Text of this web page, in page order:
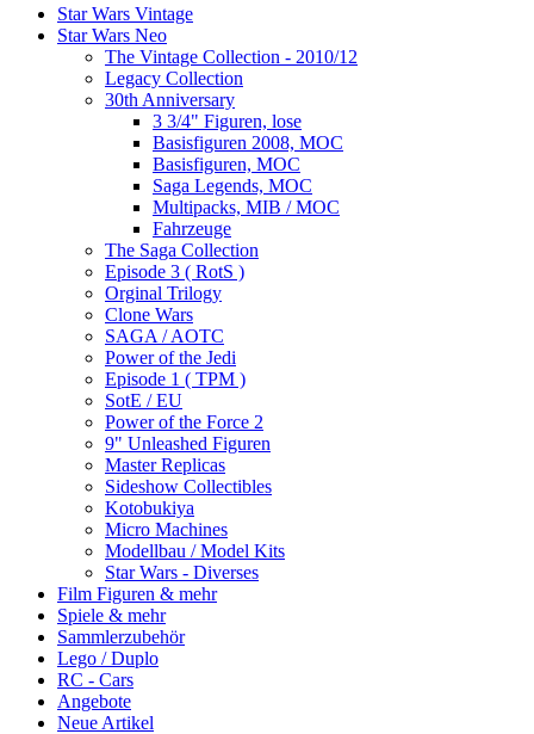
Star Wars Vintage
Star Wars Neo
The Vintage Collection - 2010/12
Legacy Collection
30th Anniversary
3 3/4" Figuren, lose
Basisfiguren 2008, MOC
Basisfiguren, MOC
Saga Legends, MOC
Multipacks, MIB / MOC
Fahrzeuge
The Saga Collection
Episode 3 ( RotS )
Orginal Trilogy
Clone Wars
SAGA / AOTC
Power of the Jedi
Episode 1 ( TPM )
SotE / EU
Power of the Force 2
9" Unleashed Figuren
Master Replicas
Sideshow Collectibles
Kotobukiya
Micro Machines
Modellbau / Model Kits
Star Wars - Diverses
Film Figuren & mehr
Spiele & mehr
Sammlerzubehör
Lego / Duplo
RC - Cars
Angebote
Neue Artikel